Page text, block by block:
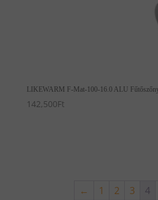
LIKEWARM F-Mat-100-16.0 ALU
142,500Ft
← 1 2 3 4